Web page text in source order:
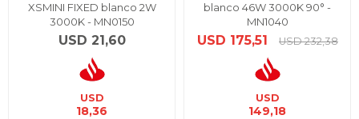
XSMINI FIXED blanco 2W
3000K - MN0150
USD 21,60
USD
18,36
blanco 46W 3000K 90° -
MN1040
USD 175,51 USD 232,38
USD
149,18